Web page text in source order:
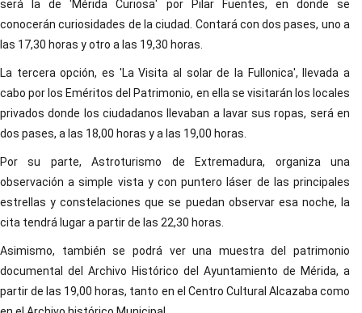
será la de 'Mérida Curiosa' por Pilar Fuentes, en donde se
conocerán curiosidades de la ciudad. Contará con dos pases, uno a
las 17,30 horas y otro a las 19,30 horas.
La tercera opción, es 'La Visita al solar de la Fullonica', llevada a
cabo por los Eméritos del Patrimonio, en ella se visitarán los locales
privados donde los ciudadanos llevaban a lavar sus ropas, será en
dos pases, a las 18,00 horas y a las 19,00 horas.
Por su parte, Astroturismo de Extremadura, organiza una
observación a simple vista y con puntero láser de las principales
estrellas y constelaciones que se puedan observar esa noche, la
cita tendrá lugar a partir de las 22,30 horas.
Asimismo, también se podrá ver una muestra del patrimonio
documental del Archivo Histórico del Ayuntamiento de Mérida, a
partir de las 19,00 horas, tanto en el Centro Cultural Alcazaba como